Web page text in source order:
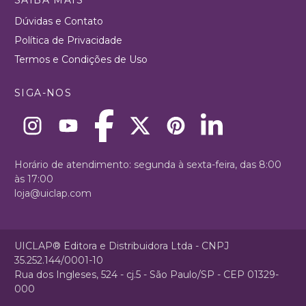
Dúvidas e Contato
Política de Privacidade
Termos e Condições de Uso
SIGA-NOS
Horário de atendimento: segunda à sexta-feira, das 8:00
às 17:00
loja@uiclap.com
UICLAP® Editora e Distribuidora Ltda - CNPJ
35.252.144/0001-10
Rua dos Ingleses, 524 - cj.5 - São Paulo/SP - CEP 01329-
000